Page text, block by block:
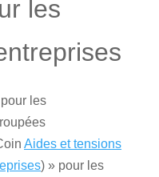
les
les
Aides et tensions
) » pour les